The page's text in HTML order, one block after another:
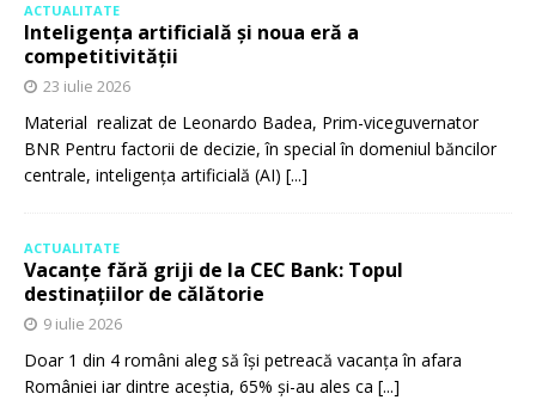
ACTUALITATE
Inteligența artificială și noua eră a
competitivității
23 iulie 2026
Material realizat de Leonardo Badea, Prim-viceguvernator
BNR Pentru factorii de decizie, în special în domeniul băncilor
centrale, inteligența artificială (AI) [...]
ACTUALITATE
Vacanțe fără griji de la CEC Bank: Topul
destinațiilor de călătorie
9 iulie 2026
Doar 1 din 4 români aleg să își petreacă vacanța în afara
României iar dintre aceștia, 65% și-au ales ca [...]